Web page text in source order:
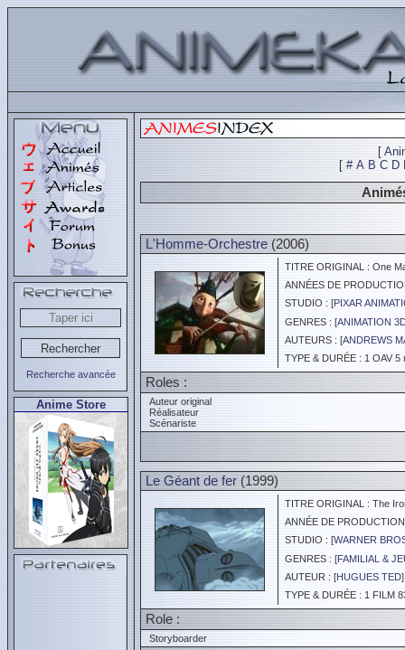
Recherche avancée
Anime Store
[
[ # A B C D
L'Homme-Orchestre (2006)
TITRE ORIGINAL : One
ANNÉES DE
STUDIO : [PIXAR
GENRES : [ANIMATION
AUTEURS : [ANDREWS
TYPE & DURÉE : 1 OAV 5
Roles :
Auteur original
Réalisateur
Scénariste
Le Géant de fer (1999)
TITRE ORIGINAL : The
ANNÉE DE
STUDIO : [WARNER
GENRES : [FAMILIAL &
AUTEUR : [HUGUES TED]
TYPE & DURÉE : 1 FILM
Role :
Storyboarder